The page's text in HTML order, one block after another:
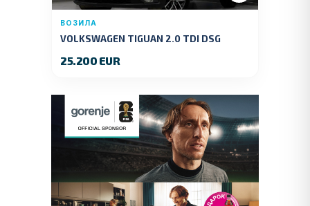
ВОЗИЛА
VOLKSWAGEN TIGUAN 2.0 TDI DSG
25.200 EUR